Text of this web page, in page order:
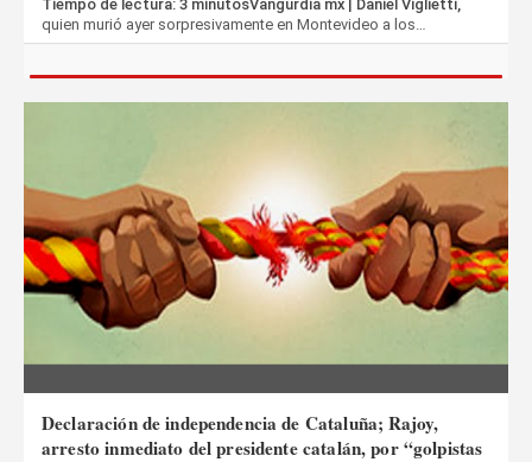
Tiempo de lectura: 3 minutosVangurdia mx | Daniel Viglietti,
quien murió ayer sorpresivamente en Montevideo a los…
Declaración de independencia de Cataluña; Rajoy,
arresto inmediato del presidente catalán, por “golpistas